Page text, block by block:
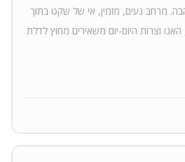
מרחב נעים, מזמין, אי של שקט בתוך
וצרות היום-יום משאירים מחוץ לדלת